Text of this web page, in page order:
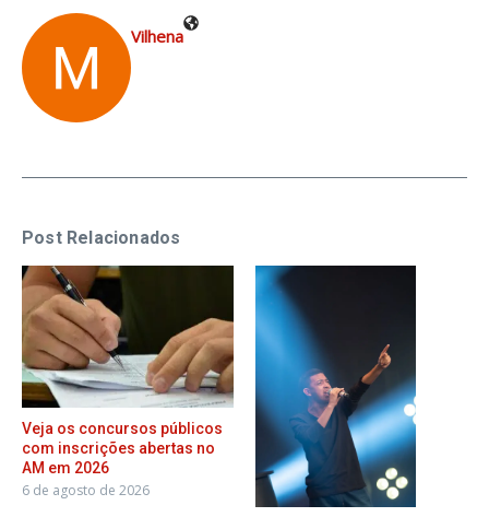
Vilhena
Post Relacionados
Veja os concursos públicos
com inscrições abertas no
AM em 2026
6 de agosto de 2026